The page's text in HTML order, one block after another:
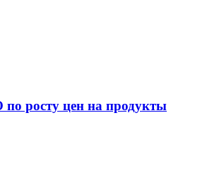
росту цен на продукты